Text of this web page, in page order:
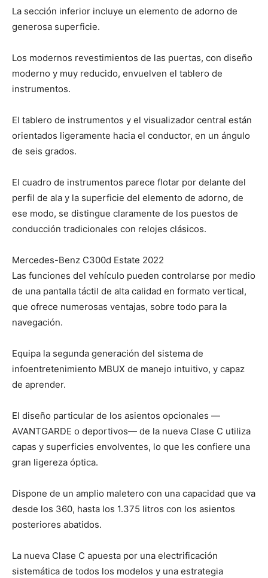
La sección inferior incluye un elemento de adorno de
generosa superficie.
Los modernos revestimientos de las puertas, con diseño
moderno y muy reducido, envuelven el tablero de
instrumentos.
El tablero de instrumentos y el visualizador central están
orientados ligeramente hacia el conductor, en un ángulo
de seis grados.
El cuadro de instrumentos parece flotar por delante del
perfil de ala y la superficie del elemento de adorno, de
ese modo, se distingue claramente de los puestos de
conducción tradicionales con relojes clásicos.
Mercedes-Benz C300d Estate 2022
Las funciones del vehículo pueden controlarse por medio
de una pantalla táctil de alta calidad en formato vertical,
que ofrece numerosas ventajas, sobre todo para la
navegación.
Equipa la segunda generación del sistema de
infoentretenimiento MBUX de manejo intuitivo, y capaz
de aprender.
El diseño particular de los asientos opcionales —
AVANTGARDE o deportivos— de la nueva Clase C utiliza
capas y superficies envolventes, lo que les confiere una
gran ligereza óptica.
Dispone de un amplio maletero con una capacidad que va
desde los 360, hasta los 1.375 litros con los asientos
posteriores abatidos.
La nueva Clase C apuesta por una electrificación
sistemática de todos los modelos y una estrategia